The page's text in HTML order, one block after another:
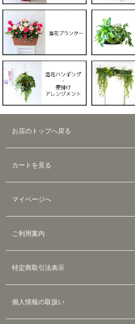
お店のトップへ戻る
カートを見る
マイページへ
ご利用案内
特定商取引法表示
個人情報の取扱い